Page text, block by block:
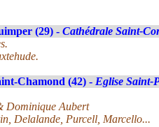
(29) - Cathédrale Saint-
Chamond (42) - Eglise Saint-
Dominique Aubert
Delalande, Purcell, Marcello...